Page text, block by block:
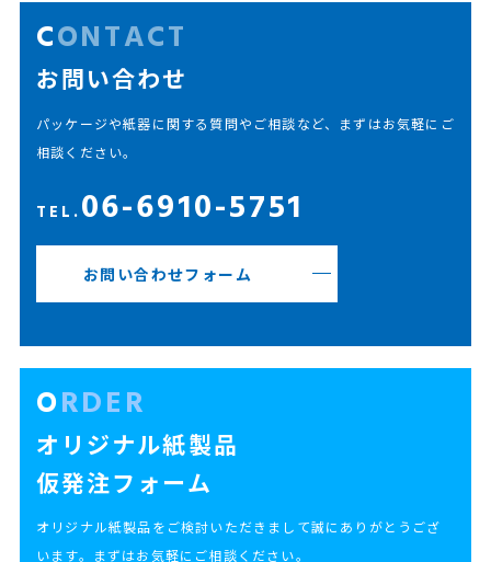
CONTACT
お問い合わせ
パッケージや紙器に関する質問やご相談など、まずはお気軽にご
相談ください。
TEL.06-6910-5751
お問い合わせフォーム
ORDER
オリジナル紙製品
仮発注フォーム
オリジナル紙製品をご検討いただきまして誠にありがとうござ
います。まずはお気軽にご相談ください。